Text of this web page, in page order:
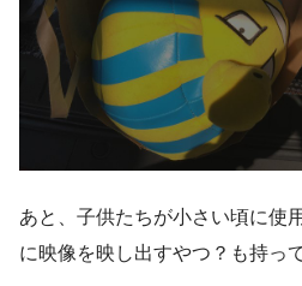
あと、子供たちが小さい頃に使
に映像を映し出すやつ？も持っ